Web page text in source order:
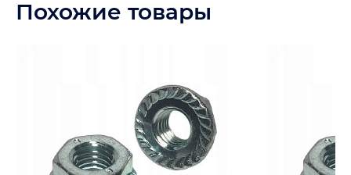
Похожие товары